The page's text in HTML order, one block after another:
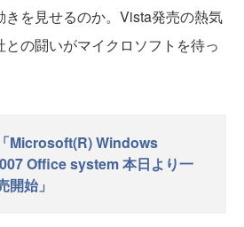
きを見せるのか。Vista発売の熱気
の闘いがマイクロソフトを待っ
「Microsoft(R) Windows
Office system 本日より一
始」